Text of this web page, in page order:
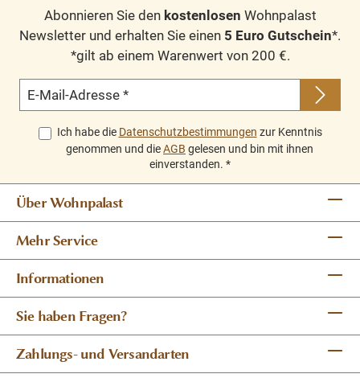
Massivholz Möbel
Landhausstil
100% Kiefernholz
verschiedene Farben wählbar
Fertig montiert - 1-Teil
Oberflächen und Farben sind frei wählbar.
36 Farben und 8 Oberflächen
(lackiert/gewachst/natur usw.) - Andere
Abmessungen und Sonderanfertigungen
sind möglich.Bitte Fragen Sie uns.
Abonnieren Sie den kostenlosen Wohnpalast
Newsletter und erhalten Sie einen 5 Euro Gutschein*.
*gilt ab einem Warenwert von 200 €.
E-Mail-Adresse *
Ich habe die Datenschutzbestimmungen zur Kenntnis
genommen und dieAGB gelesen und bin mit ihnen
einverstanden. *
Über Wohnpalast
Mehr Service
Informationen
Sie haben Fragen?
Zahlungs- und Versandarten